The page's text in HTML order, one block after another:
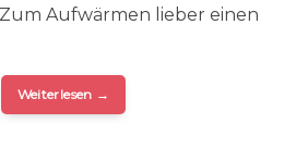
Aufwärmen lieber einen
Weiterlesen →